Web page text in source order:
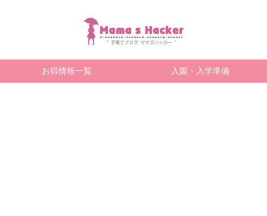
お得情報一覧 入園・入学準備